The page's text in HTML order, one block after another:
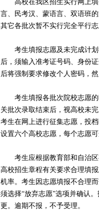
高校在我区招生实行网上填
言、民考汉、蒙语言、双语班
其它各批次暂不实行完全平行志
考生填报志愿及未完成计划
后，须输入准考证号码、身份
后将强制要求修改个人密码，
考生填报各批次院校志愿的
关批次录取结束后，视高校未
考生在网上进行征集志愿，投
设置六个高校志愿，每个志愿
考生应根据教育部和自治区
高校招生章程有关要求合理填
机率。考生因志愿填报不合理
须选择“放弃志愿”选项并确认
更。逾期不报，不予受理。